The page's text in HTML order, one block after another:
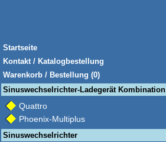
Startseite
Kontakt / Katalogbestellung
Warenkorb / Bestellung (0)
Sinuswechselrichter-Ladegerät Kombination
Quattro
Phoenix-Multiplus
Sinuswechselrichter